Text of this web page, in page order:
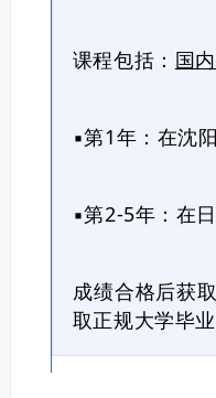
课程包括： 国
▪️第1年：在沈
▪️第2-5年：在
成绩合格后获
取正规大学毕